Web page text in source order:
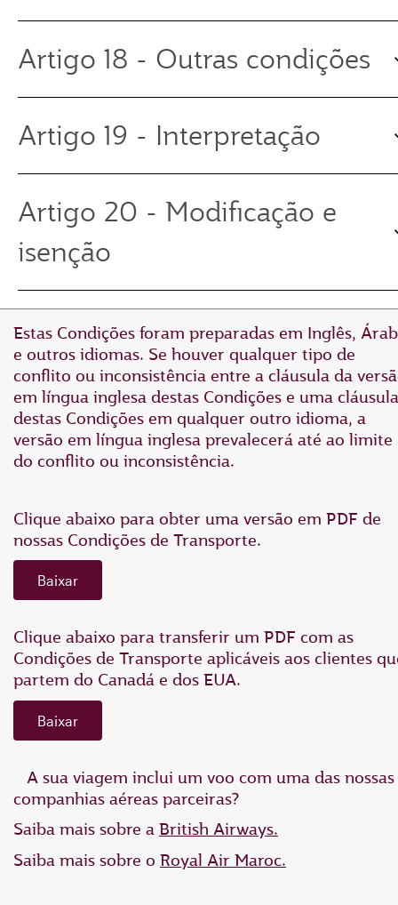
Artigo 18 - Outras condições
Artigo 19 - Interpretação
Artigo 20 - Modificação e
isenção
Estas Condições foram preparadas em Inglês,
e outros idiomas. Se houver qualquer tipo de
conflito ou inconsistência entre a cláusula da
em língua inglesa destas Condições e uma cláusula
destas Condições em qualquer outro idioma, a
versão em língua inglesa prevalecerá até ao limite
do conflito ou inconsistência.
Clique abaixo para obter uma versão em PDF de
nossas Condições de Transporte.
Baixar
Clique abaixo para transferir um PDF com as
Condições de Transporte aplicáveis aos clientes
partem do Canadá e dos EUA.
Baixar
A sua viagem inclui um voo com uma das nossas
companhias aéreas parceiras?
Saiba mais sobre a British Airways.
Saiba mais sobre o Royal Air Maroc.